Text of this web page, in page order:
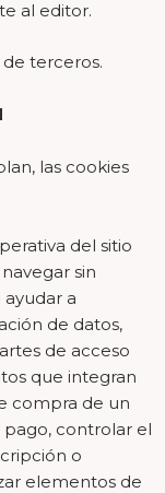
al editor.
terceros.
las cookies
del sitio
sin
a
de datos,
de acceso
que integran
compra de un
controlar el
o
elementos de